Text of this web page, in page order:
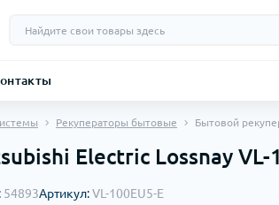
Рекуператоры бытовые Бытовой
Electric Lossnay VL-
54893Артикул:VL-100EU5-E